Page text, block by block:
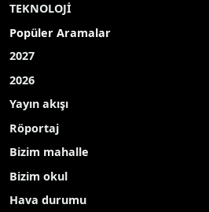
TEKNOLOJİ
Popüler Aramalar
2027
2026
Yayın akışı
Röportaj
Bizim mahalle
Bizim okul
Hava durumu